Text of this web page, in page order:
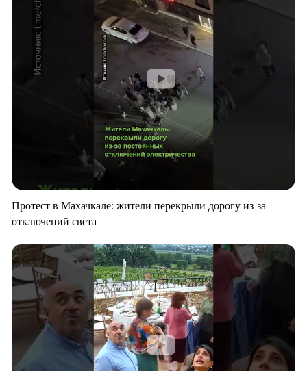
Протест в Махачкале: жители перекрыли дорогу из-за
отключений света